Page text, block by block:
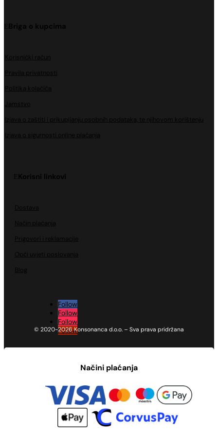
Briga o kupcima
Korisnički račun
Pravila privatnosti
Politika kolačića
Jamstvo
Izjava o zaštiti i prikupljanju osobnih podataka, te njihovom korištenju
Izjava o sigurnosti online plaćanja
Korisni linkovi
Dostava
Način plaćanja
Prigovori i reklamacije
Opći uvjeti poslovanja
Blog
Follow
Follow
Follow
Follow
© 2020-2026 Konsonanca d.o.o. – Sva prava pridržana
Načini plaćanja